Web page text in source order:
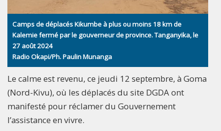
Camps de déplacés Kikumbe à plus ou moins 18 km de
Kalemie fermé par le gouverneur de province. Tanganyika, le
27 août 2024
Radio Okapi/Ph. Paulin Munanga
Le calme est revenu, ce jeudi 12 septembre, à Goma
(Nord-Kivu), où les déplacés du site DGDA ont
manifesté pour réclamer du Gouvernement
l’assistance en vivre.